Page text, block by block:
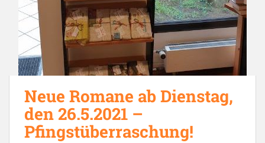
Neue Romane ab Dienstag,
den 26.5.2021 –
Pfingstüberraschung!